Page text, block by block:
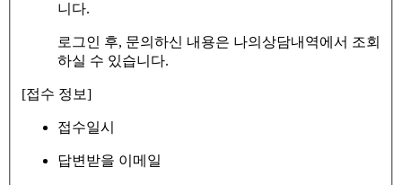
니다.
로그인 후, 문의하신 내용은 나의상담내역에서 조회
하실 수 있습니다.
[접수 정보]
접수일시
답변받을 이메일